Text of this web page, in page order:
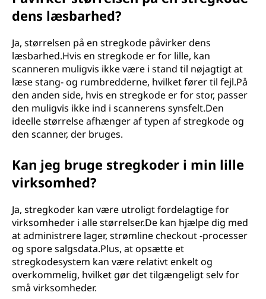
dens læsbarhed?
Ja, størrelsen på en stregkode påvirker dens
læsbarhed.Hvis en stregkode er for lille, kan
scanneren muligvis ikke være i stand til nøjagtigt at
læse stang- og rumbredderne, hvilket fører til fejl.På
den anden side, hvis en stregkode er for stor, passer
den muligvis ikke ind i scannerens synsfelt.Den
ideelle størrelse afhænger af typen af stregkode og
den scanner, der bruges.
Kan jeg bruge stregkoder i min lille
virksomhed?
Ja, stregkoder kan være utroligt fordelagtige for
virksomheder i alle størrelser.De kan hjælpe dig med
at administrere lager, strømline checkout -processer
og spore salgsdata.Plus, at opsætte et
stregkodesystem kan være relativt enkelt og
overkommelig, hvilket gør det tilgængeligt selv for
små virksomheder.